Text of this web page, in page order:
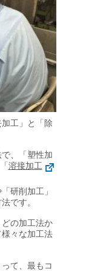
工」と「除
、「塑性加
溶接加工
研削加工」
です。
の加工法か
々な加工法
て、最もコ